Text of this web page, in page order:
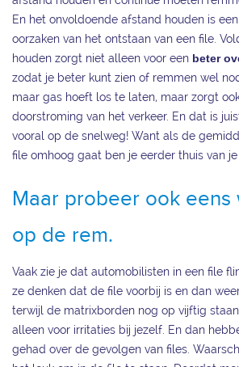
En het onvoldoende afstand houden is
oorzaken van het ontstaan van een file.
houden zorgt niet alleen voor een beter
zodat je beter kunt zien of remmen wel
maar gas hoeft los te laten, maar zorgt
doorstroming van het verkeer. En dat is
vooral op de snelweg! Want als de
file omhoog gaat ben je eerder thuis van je
Maar probeer ook eens
op de rem.
Vaak zie je dat automobilisten in een file
ze denken dat de file voorbij is en dan
terwijl de matrixborden nog op vijftig
alleen voor irritaties bij jezelf. En dan
gehad over de gevolgen van files.